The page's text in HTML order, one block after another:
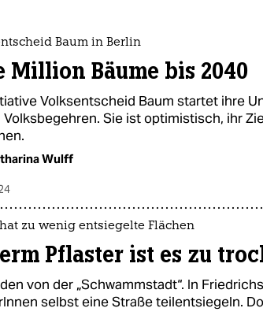
Baum in Berlin
Million Bäume bis 2040
Volksentscheid Baum startet ihre
Sie ist optimistisch, ihr
Wulff
zu wenig entsiegelte Flächen
Pflaster ist es zu
von der „Schwammstadt“. In
selbst eine Straße teilentsiegeln.